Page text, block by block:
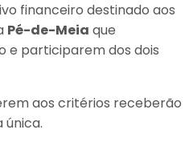
financeiro destinado aos
Pé-de-Meia que
e participarem dos dois
aos critérios receberão
única.